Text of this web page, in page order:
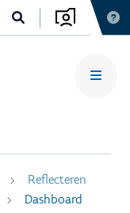
Reflecteren
Dashboard